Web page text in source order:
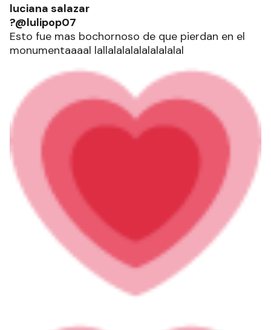
luciana salazar
?@lulipop07
Esto fue mas bochornoso de que pierdan en el
monumentaaaal lallalalalalalalalalal